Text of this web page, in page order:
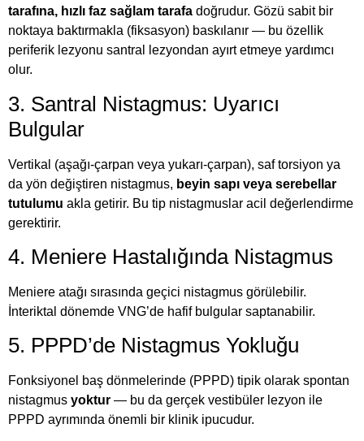
tarafına, hızlı faz sağlam tarafa doğrudur. Gözü sabit bir
noktaya baktırmakla (fiksasyon) baskılanır — bu özellik
periferik lezyonu santral lezyondan ayırt etmeye yardımcı
olur.
3. Santral Nistagmus: Uyarıcı
Bulgular
Vertikal (aşağı-çarpan veya yukarı-çarpan), saf torsiyon ya
da yön değiştiren nistagmus, beyin sapı veya serebellar
tutulumu akla getirir. Bu tip nistagmuslar acil değerlendirme
gerektirir.
4. Meniere Hastalığında Nistagmus
Meniere atağı sırasında geçici nistagmus görülebilir.
İnteriktal dönemde VNG’de hafif bulgular saptanabilir.
5. PPPD’de Nistagmus Yokluğu
Fonksiyonel baş dönmelerinde (PPPD) tipik olarak spontan
nistagmus yoktur — bu da gerçek vestibüler lezyon ile
PPPD ayrımında önemli bir klinik ipucudur.